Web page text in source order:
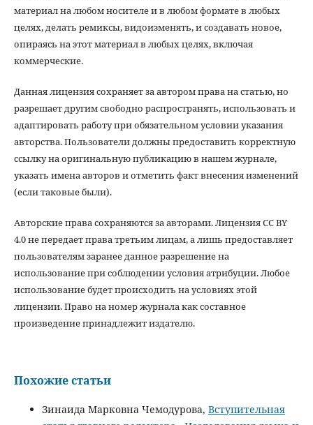
материал на любом носителе и в любом формате в любых
целях, делать ремиксы, видоизменять, и создавать новое,
опираясь на этот материал в любых целях, включая
коммерческие.
Данная лицензия сохраняет за автором права на статью, но
разрешает другим свободно распространять, использовать и
адаптировать работу при обязательном условии указания
авторства. Пользователи должны предоставить корректную
ссылку на оригинальную публикацию в нашем журнале,
указать имена авторов и отметить факт внесения изменений
(если таковые были).
Авторские права сохраняются за авторами. Лицензия CC BY
4.0 не передает права третьим лицам, а лишь предоставляет
пользователям заранее данное разрешение на
использование при соблюдении условия атрибуции. Любое
использование будет происходить на условиях этой
лицензии. Право на номер журнала как составное
произведение принадлежит издателю.
Похожие статьи
Зинаида Марковна Чемодурова, Вступительная